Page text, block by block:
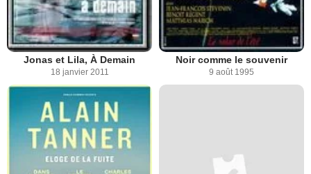
Jonas et Lila, À Demain
18 janvier 2011
Noir comme le souvenir
9 août 1995